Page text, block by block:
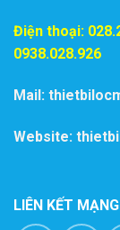
Điện thoại:
0938.028.926
Mail:
Website:
LIÊN KẾT